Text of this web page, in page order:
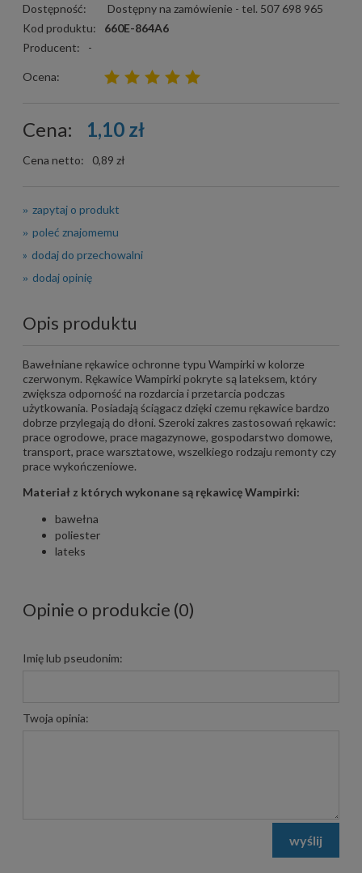
Dostępność:
Dostępny na zamówienie - tel. 507 698 965
Kod produktu:
660E-864A6
Producent:
-
Ocena:
Cena: 1,10 zł
Cena netto: 0,89 zł
zapytaj o produkt
poleć znajomemu
dodaj do przechowalni
dodaj opinię
Opis produktu
Bawełniane rękawice ochronne typu Wampirki w kolorze
czerwonym. Rękawice Wampirki pokryte są lateksem, który
zwiększa odporność na rozdarcia i przetarcia podczas
użytkowania. Posiadają ściągacz dzięki czemu rękawice bardzo
dobrze przylegają do dłoni. Szeroki zakres zastosowań rękawic:
prace ogrodowe, prace magazynowe, gospodarstwo domowe,
transport, prace warsztatowe, wszelkiego rodzaju remonty czy
prace wykończeniowe.
Materiał z których wykonane są rękawicę Wampirki:
bawełna
poliester
lateks
Opinie o produkcie (0)
Imię lub pseudonim:
Twoja opinia:
wyślij